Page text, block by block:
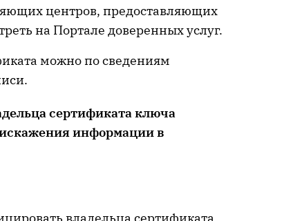
центров, предоставляющих
на Портале доверенных услуг.
можно по сведениям
сертификата ключа
искажения информации в